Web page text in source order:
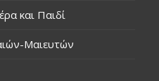
και Παιδί
Μαιευτών